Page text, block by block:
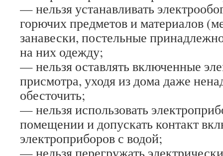
— нельзя устанавливать
горючих предметов и материалов
занавески, постельные
на них одежду;
— нельзя оставлять включенные
присмотра, уходя из дома даже
обесточить;
— нельзя использовать
помещении и допускать контакт
электроприборов с водой;
— нельзя перегружать